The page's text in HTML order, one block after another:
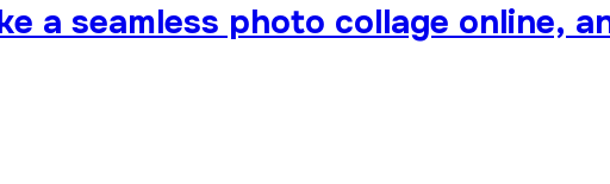
a seamless photo collage online,